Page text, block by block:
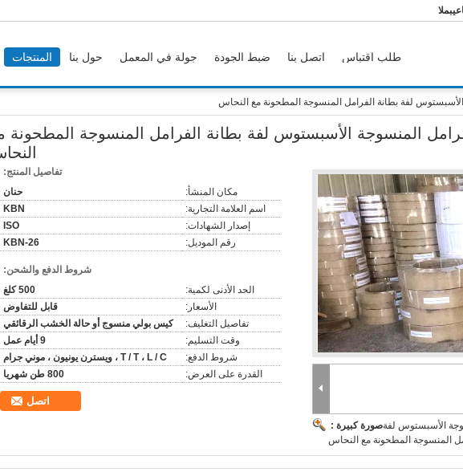
الفنى
المنتجات حول بنا جولة في المعمل ضبط الجودة اتصل بنا طلب اقتباس
لفة بطانة الفرامل المنسوجة المطحونة مع النحاس
المنسوجة الأسبستوس لفة بطانة الفرامل المنسوجة المطحونة
صورة كبيرة :الأسبستوس لفة
المنسوجة المطحونة مع النحاس
تفاصيل المنتج:
مكان المنشأ:
حنان
اسم العلامة التجارية:
KBN
إصدار الشهادات:
ISO
رقم الموديل:
KBN-26
شروط الدفع والشحن:
الحد الأدنى لكمية:
500 كلغ
الأسعار:
قابل للتفاوض
تفاصيل التغليف:
كيس بولي منسوج أو حالة الخشب الرقائقي
وقت التسليم:
9 أيام عمل
شروط الدفع:
T / T ، L / C ، ويسترن يونيون ، موني جرام
القدرة على العرض:
800 طن شهريا
اتصل